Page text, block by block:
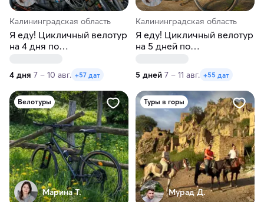
Калининградская область
Я еду! Цикличный велотур
на 4 дня по
4 дня 7 – 10 авг. +57 дат
Калининградская область
Я еду! Цикличный велотур
на 5 дней по
5 дней 7 – 11 авг. +55 дат
Велотуры
Марина Т.
Туры в горы
Мурад Д.